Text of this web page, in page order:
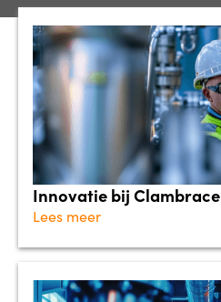
Innovatie bij Clambrace
Lees meer